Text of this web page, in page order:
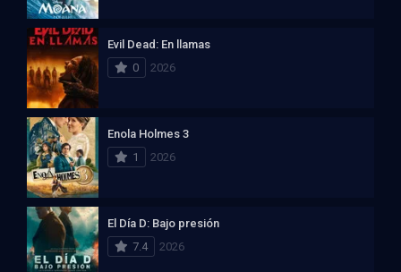
Evil Dead: En llamas
0
2026
Enola Holmes 3
1
2026
El Día D: Bajo presión
7.4
2026